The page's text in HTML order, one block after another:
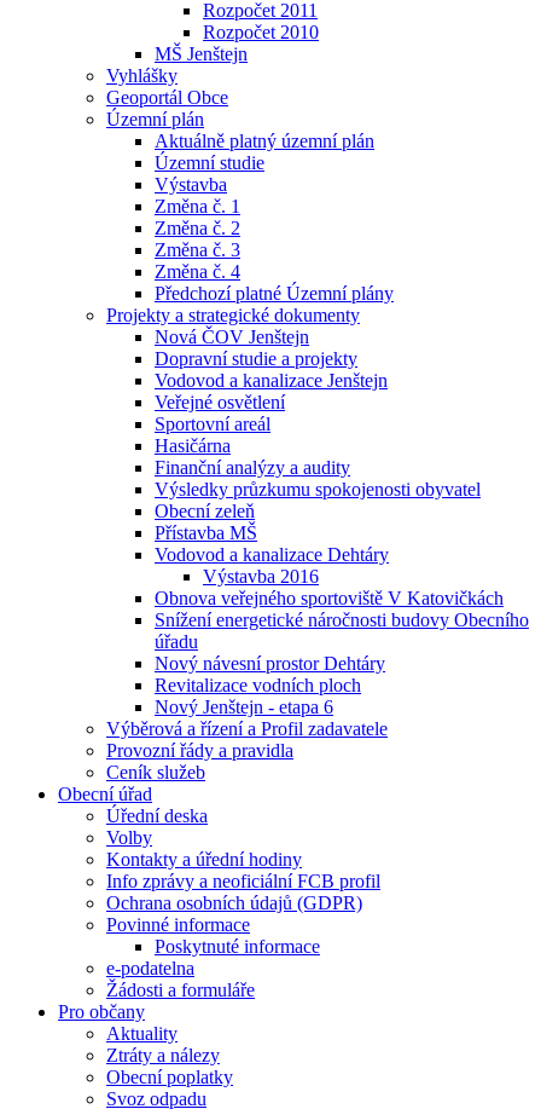
Rozpočet 2011
Rozpočet 2010
MŠ Jenštejn
Vyhlášky
Geoportál Obce
Územní plán
Aktuálně platný územní plán
Územní studie
Výstavba
Změna č. 1
Změna č. 2
Změna č. 3
Změna č. 4
Předchozí platné Územní plány
Projekty a strategické dokumenty
Nová ČOV Jenštejn
Dopravní studie a projekty
Vodovod a kanalizace Jenštejn
Veřejné osvětlení
Sportovní areál
Hasičárna
Finanční analýzy a audity
Výsledky průzkumu spokojenosti obyvatel
Obecní zeleň
Přístavba MŠ
Vodovod a kanalizace Dehtáry
Výstavba 2016
Obnova veřejného sportoviště V Katovičkách
Snížení energetické náročnosti budovy Obecního
úřadu
Nový návesní prostor Dehtáry
Revitalizace vodních ploch
Nový Jenštejn - etapa 6
Výběrová a řízení a Profil zadavatele
Provozní řády a pravidla
Ceník služeb
Obecní úřad
Úřední deska
Volby
Kontakty a úřední hodiny
Info zprávy a neoficiální FCB profil
Ochrana osobních údajů (GDPR)
Povinné informace
Poskytnuté informace
e-podatelna
Žádosti a formuláře
Pro občany
Aktuality
Ztráty a nálezy
Obecní poplatky
Svoz odpadu